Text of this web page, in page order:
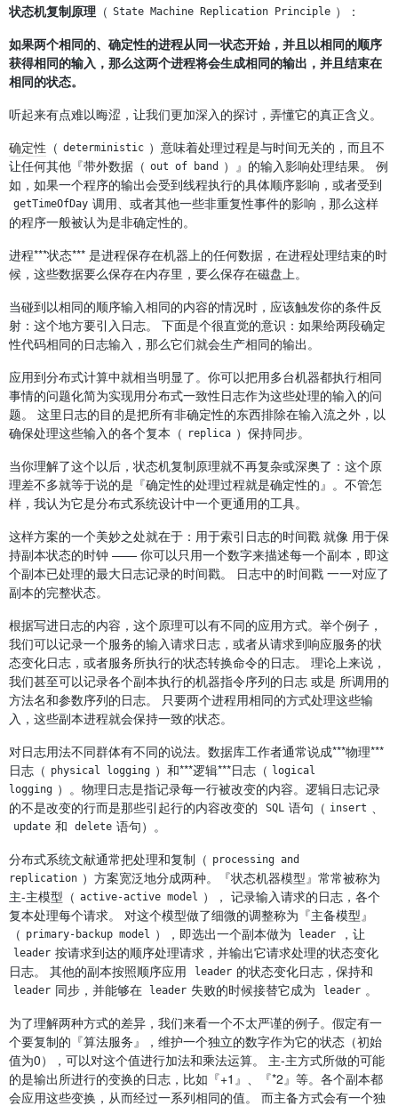
状态机复制原理 （ State Machine Replication Principle ）：
如果两个相同的、确定性的进程从同一状态开始，并且以相同的顺序
获得相同的输入，那么这两个进程将会生成相同的输出，并且结束在
相同的状态。
听起来有点难以晦涩，让我们更加深入的探讨，弄懂它的真正含义。
确定性 （ deterministic ）意味着处理过程是与时间无关的，而且不
让任何其他『带外数据（ out of band
）』的输入影响处理结果。 例
如，如果一个程序的输出会受到线程执行的具体顺序影响，或者受到
getTimeOfDay 调用、或者其他一些非重复性事件的影响，那么这样
的程序一般被认为是非确定性的。
进程***状态*** 是进程保存在机器上的任何数据，在进程处理结束的时
候，这些数据要么保存在内存里，要么保存在磁盘上。
当碰到以相同的顺序输入相同的内容的情况时，应该触发你的条件反
射：这个地方要引入日志。 下面是个很直觉的意识：如果给两段确定
性代码相同的日志输入，那么它们就会生产相同的输出。
应用到分布式计算中就相当明显了。你可以把用多台机器都执行相同
事情的问题化简为实现用分布式一致性日志作为这些处理的输入的问
题。 这里日志的目的是把所有非确定性的东西排除在输入流之外，以
确保处理这些输入的各个复本（
replica ）保持同步。
当你理解了这个以后，状态机复制原理就不再复杂或深奥了：这个原
理差不多就等于说的是『确定性的处理过程就是确定性的』。不管怎
样，我认为它是分布式系统设计中一个更通用的工具。
这样方案的一个美妙之处就在于：用于索引日志的时间戳 就像 用于保
持副本状态的时钟 —— 你可以只用一个数字来描述每一个副本，即这
个副本已处理的最大日志记录的时间戳。 日志中的时间戳 一一对应了
副本的完整状态。
根据写进日志的内容，这个原理可以有不同的应用方式。举个例子，
我们可以记录一个服务的输入请求日志，或者从请求到响应服务的状
态变化日志，或者服务所执行的状态转换命令的日志。 理论上来说，
我们甚至可以记录各个副本执行的机器指令序列的日志 或是 所调用的
方法名和参数序列的日志。 只要两个进程用相同的方式处理这些输
入，这些副本进程就会保持一致的状态。
对日志用法不同群体有不同的说法。数据库工作者通常说成***物理***
日志（ physical logging ）和***逻辑***日志（ logical
logging ）。物理日志是指记录每一行被改变的内容。逻辑日志记录
的不是改变的行而是那些引起行的内容改变的
SQL 语句（ insert
update 和 delete 语句）。
分布式系统文献通常把处理和复制（ processing and
replication ）方案宽泛地分成两种。『状态机器模型』常常被称为
主-主模型（ active-active model ）， 记录输入请求的日志，各个
复本处理每个请求。 对这个模型做了细微的调整称为『主备模型』
（ primary-backup model ），即选出一个副本做为 leader ，让
leader 按请求到达的顺序处理请求，并输出它请求处理的状态变化
日志。 其他的副本按照顺序应用
leader 的状态变化日志，保持和
leader 同步，并能够在 leader 失败的时候接替它成为 leader 。
为了理解两种方式的差异，我们来看一个不太严谨的例子。假定有一
个要复制的『算法服务』，维护一个独立的数字作为它的状态（初始
值为0），可以对这个值进行加法和乘法运算。 主-主方式所做的可能
的是输出所进行的变换的日志，比如『+1』、『*2』等。各个副本都
会应用这些变换，从而经过一系列相同的值。 而主备方式会有一个独